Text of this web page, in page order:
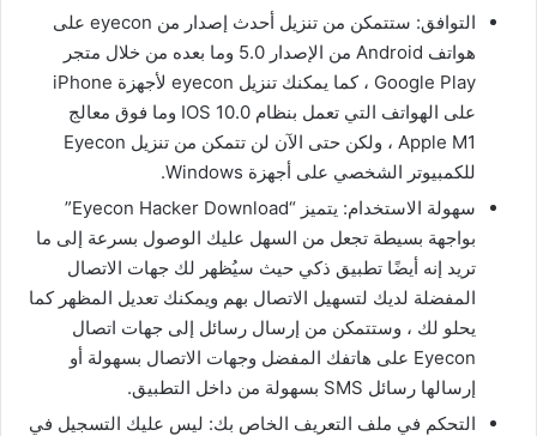
التوافق: ستتمكن من تنزيل أحدث إصدار من eyecon على
هواتف Android من الإصدار 5.0 وما بعده من خلال متجر
Google Play ، كما يمكنك تنزيل eyecon لأجهزة iPhone
على الهواتف التي تعمل بنظام IOS 10.0 وما فوق معالج
Apple M1 ، ولكن حتى الآن لن تتمكن من تنزيل Eyecon
للكمبيوتر الشخصي على أجهزة Windows.
سهولة الاستخدام: يتميز “Eyecon Hacker Download”
بواجهة بسيطة تجعل من السهل عليك الوصول بسرعة إلى ما
تريد إنه أيضًا تطبيق ذكي حيث سيُظهر لك جهات الاتصال
المفضلة لديك لتسهيل الاتصال بهم ويمكنك تعديل المظهر كما
يحلو لك ، وستتمكن من إرسال رسائل إلى جهات اتصال
Eyecon على هاتفك المفضل وجهات الاتصال بسهولة أو
إرسالها رسائل SMS بسهولة من داخل التطبيق.
التحكم في ملف التعريف الخاص بك: ليس عليك التسجيل في